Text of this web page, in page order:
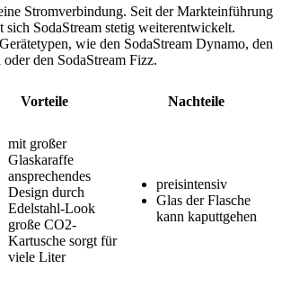
Stromverbindung. Seit der Markteinführung
sich SodaStream stetig weiterentwickelt.
wie den SodaStream Dynamo, den
den SodaStream Fizz.
Vorteile Nachteile
mit großer
Glaskaraffe
ansprechendes
Design durch
Edelstahl-Look
große CO2-
Kartusche sorgt für
viele Liter
preisintensiv
Glas der Flasche
kann kaputtgehen